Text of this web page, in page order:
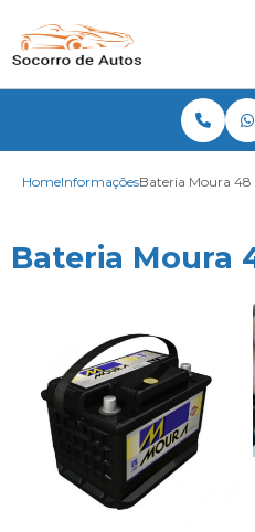
HomeInformaçõesBateria Moura 48
Bateria Moura